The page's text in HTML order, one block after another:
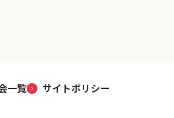
一覧 サイトポリシー